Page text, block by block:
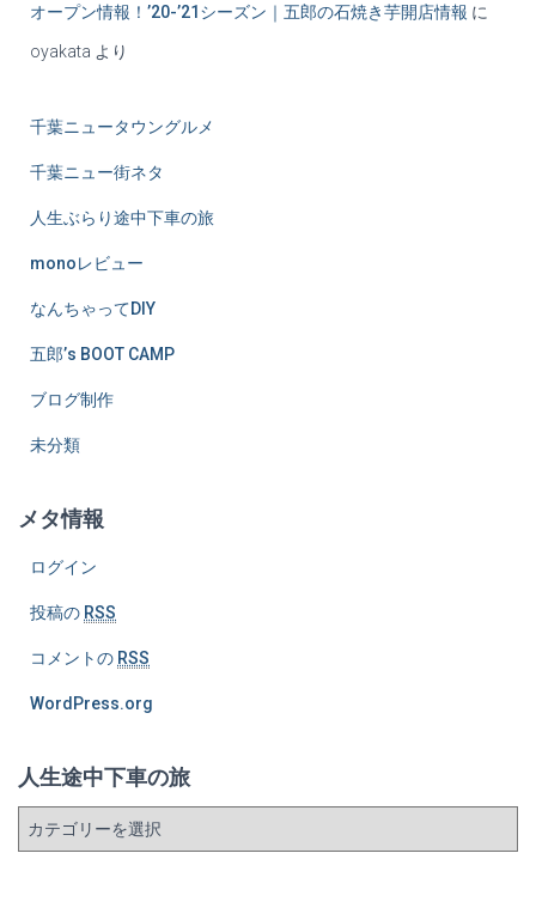
オープン情報！’20-’21シーズン｜五郎の石焼き芋開店情報 に
oyakata より
千葉ニュータウングルメ
千葉ニュー街ネタ
人生ぶらり途中下車の旅
monoレビュー
なんちゃってDIY
五郎’s BOOT CAMP
ブログ制作
未分類
メタ情報
ログイン
投稿の RSS
コメントの RSS
WordPress.org
人生途中下車の旅